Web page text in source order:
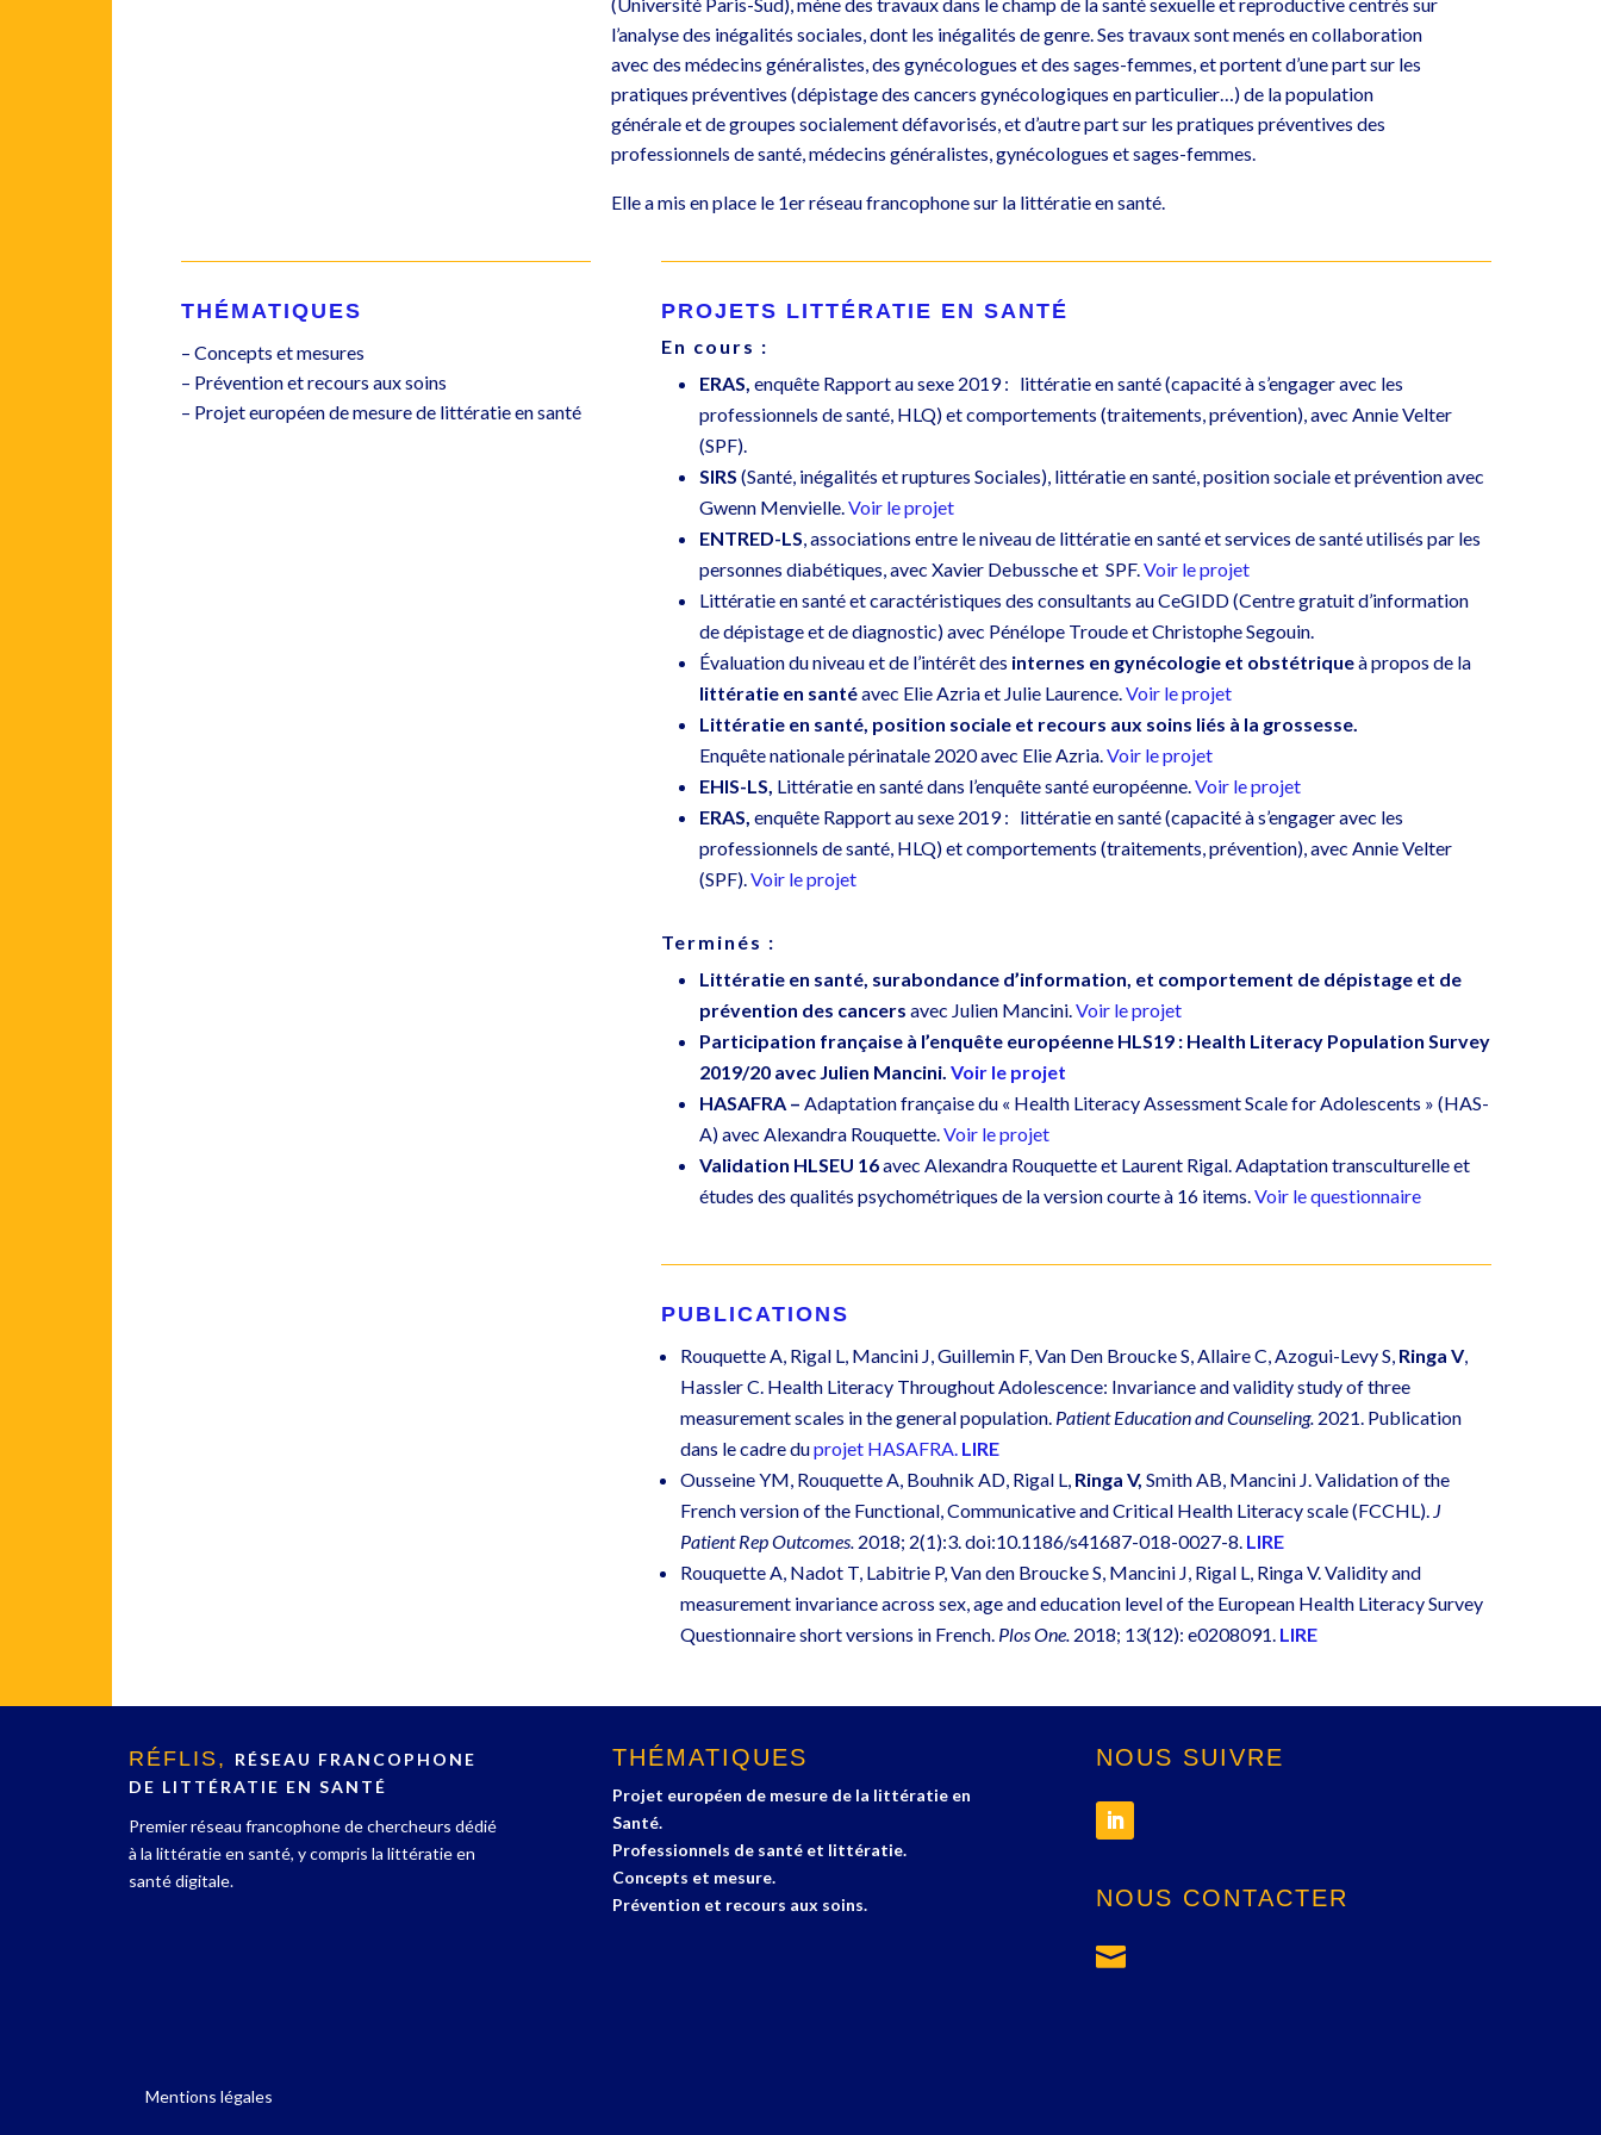
l’analyse des inégalités sociales, dont les inégalités de genre. Ses travaux sont menés en collaboration
avec des médecins généralistes, des gynécologues et des sages-femmes, et portent d’une part sur les
pratiques préventives (dépistage des cancers gynécologiques en particulier…) de la population
générale et de groupes socialement défavorisés, et d’autre part sur les pratiques préventives des
professionnels de santé, médecins généralistes, gynécologues et sages-femmes.
Elle a mis en place le 1er réseau francophone sur la littératie en santé.
THÉMATIQUES
– Concepts et mesures
– Prévention et recours aux soins
– Projet européen de mesure de littératie en santé
PROJETS LITTÉRATIE EN SANTÉ
En cours :
ERAS, enquête Rapport au sexe 2019 : littératie en santé (capacité à s’engager avec les
professionnels de santé, HLQ) et comportements (traitements, prévention), avec Annie Velter
(SPF).
SIRS (Santé, inégalités et ruptures Sociales), littératie en santé, position sociale et prévention avec
Gwenn Menvielle. Voir le projet
ENTRED-LS , associations entre le niveau de littératie en santé et services de santé utilisés par les
personnes diabétiques, avec Xavier Debussche et SPF.Voir le projet
Littératie en santé et caractéristiques des consultants auCeGIDD (Centre gratuit d’information
de dépistage et de diagnostic)avec Pénélope Troude et Christophe Segouin.
Évaluation du niveau et de l’intérêt des internes en gynécologie et obstétriqueà propos de la
littératie en santéavec Elie Azria et Julie Laurence. Voir le projet
Littératie en santé, position sociale et recours aux soins liés à la grossesse.
Enquête nationale périnatale 2020 avec Elie Azria.Voir le projet
EHIS-LS, Littératie en santé dans l’enquête santé européenne.Voir le projet
ERAS, enquête Rapport au sexe 2019 : littératie en santé (capacité à s’engager avec les
professionnels de santé, HLQ) et comportements (traitements, prévention), avec Annie Velter
(SPF).Voir le projet
Terminés :
Littératie en santé, surabondance d’information, et comportement de dépistage et de
prévention des cancers avec Julien Mancini.Voir le projet
Participation française à l’enquête européenne HLS19 : Health Literacy Population Survey
2019/20 avec Julien Mancini.Voir le projet
HASAFRA – Adaptation française du « Health Literacy Assessment Scale for Adolescents » (HAS-
A) avec Alexandra Rouquette.Voir le projet
Validation HLSEU 16avec Alexandra Rouquette et Laurent Rigal. Adaptation transculturelle et
études des qualités psychométriques de la version courte à 16 items.Voir le questionnaire
PUBLICATIONS
Rouquette A, Rigal L, Mancini J, Guillemin F, Van Den Broucke S, Allaire C, Azogui-Levy S, Ringa V,
Hassler C. Health Literacy Throughout Adolescence: Invariance and validity study of three
measurement scales in the general population. Patient Education and Counseling. 2021. Publication
dans le cadre duprojet HASAFRA. LIRE
Ousseine YM, Rouquette A, Bouhnik AD, Rigal L, Ringa V, Smith AB, Mancini J. Validation of the
French version of the Functional, Communicative and Critical Health Literacy scale (FCCHL). J
Patient Rep Outcomes. 2018; 2(1):3. doi:10.1186/s41687-018-0027-8. LIRE
Rouquette A, Nadot T, Labitrie P, Van den Broucke S, Mancini J, Rigal L, Ringa V. Validity and
measurement invariance across sex, age and education level of the European Health Literacy Survey
Questionnaire short versions in French. Plos One. 2018; 13(12): e0208091. LIRE
RÉFLIS,
RÉSEAU FRANCOPHONE
DE LITTÉRATIE EN SANTÉ
Premier réseau francophone de chercheurs dédié
à la littératie en santé, y compris la littératie en
santé digitale.
THÉMATIQUES
Projet européen de mesure de la littératie en
Santé.
Professionnels de santé et littératie.
Concepts et mesure.
Prévention et recours aux soins.
NOUS SUIVRE
NOUS CONTACTER

Mentions légales